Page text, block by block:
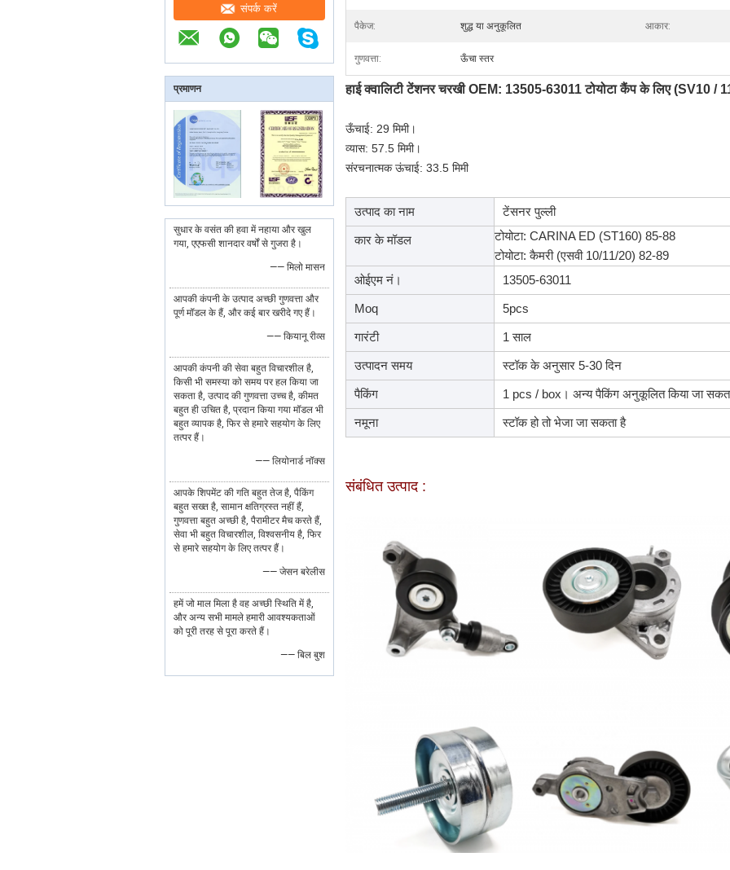
संपर्क करें
प्रमाणन
सुधार के वसंत की हवा में नहाया और खुल
गया, एएफसी शानदार वर्षों से गुजरा है।
—— मिलो मासन
आपकी कंपनी के उत्पाद अच्छी गुणवत्ता और
पूर्ण मॉडल के हैं, और कई बार खरीदे गए हैं।
—— कियानू रीव्स
आपकी कंपनी की सेवा बहुत विचारशील है,
किसी भी समस्या को समय पर हल किया जा
सकता है, उत्पाद की गुणवत्ता उच्च है, कीमत
बहुत ही उचित है, प्रदान किया गया मॉडल भी
बहुत व्यापक है, फिर से हमारे सहयोग के लिए
तत्पर हैं।
—— लियोनार्ड नॉक्स
आपके शिपमेंट की गति बहुत तेज है, पैकिंग
बहुत सख्त है, सामान क्षतिग्रस्त नहीं हैं,
गुणवत्ता बहुत अच्छी है, पैरामीटर मैच करते हैं,
सेवा भी बहुत विचारशील, विश्वसनीय है, फिर
से हमारे सहयोग के लिए तत्पर हैं।
—— जेसन बरेलीस
हमें जो माल मिला है वह अच्छी स्थिति में है,
और अन्य सभी मामले हमारी आवश्यकताओं
को पूरी तरह से पूरा करते हैं।
—— बिल बुश
पैकेज: शुद्ध या अनुकूलित आकार:
गुणवत्ता: ऊँचा स्तर
हाई क्वालिटी टेंशनर चरखी OEM: 13505-63011 टोयोटा कैंप के लिए (SV10 /
ऊँचाई: 29 मिमी।
व्यास: 57.5 मिमी।
संरचनात्मक ऊंचाई: 33.5 मिमी
उत्पाद का नाम टेंसनर पुल्ली
कार के मॉडल
टोयोटा: CARINA ED (ST160) 85-88
टोयोटा: कैमरी (एसवी 10/11/20) 82-89
ओईएम नं।
13505-63011
Moq 5pcs
गारंटी 1 साल
उत्पादन समय स्टॉक के अनुसार 5-30 दिन
पैकिंग 1 pcs / box। अन्य पैकिंग अनुकूलित किया जा
नमूना स्टॉक हो तो भेजा जा सकता है
संबंधित उत्पाद :